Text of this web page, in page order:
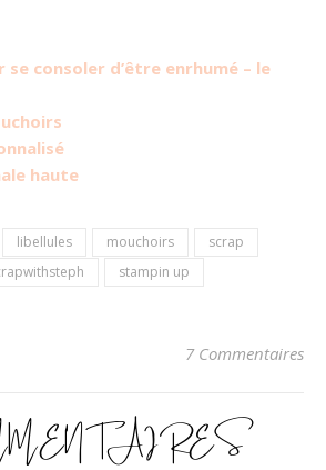
consoler d’être enrhumé – le
haute
libellules mouchoirs
scrap
stampin up
7 Commentaires